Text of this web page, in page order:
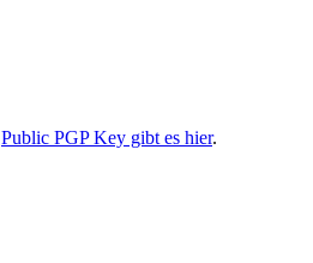
Public PGP Key gibt es hier.